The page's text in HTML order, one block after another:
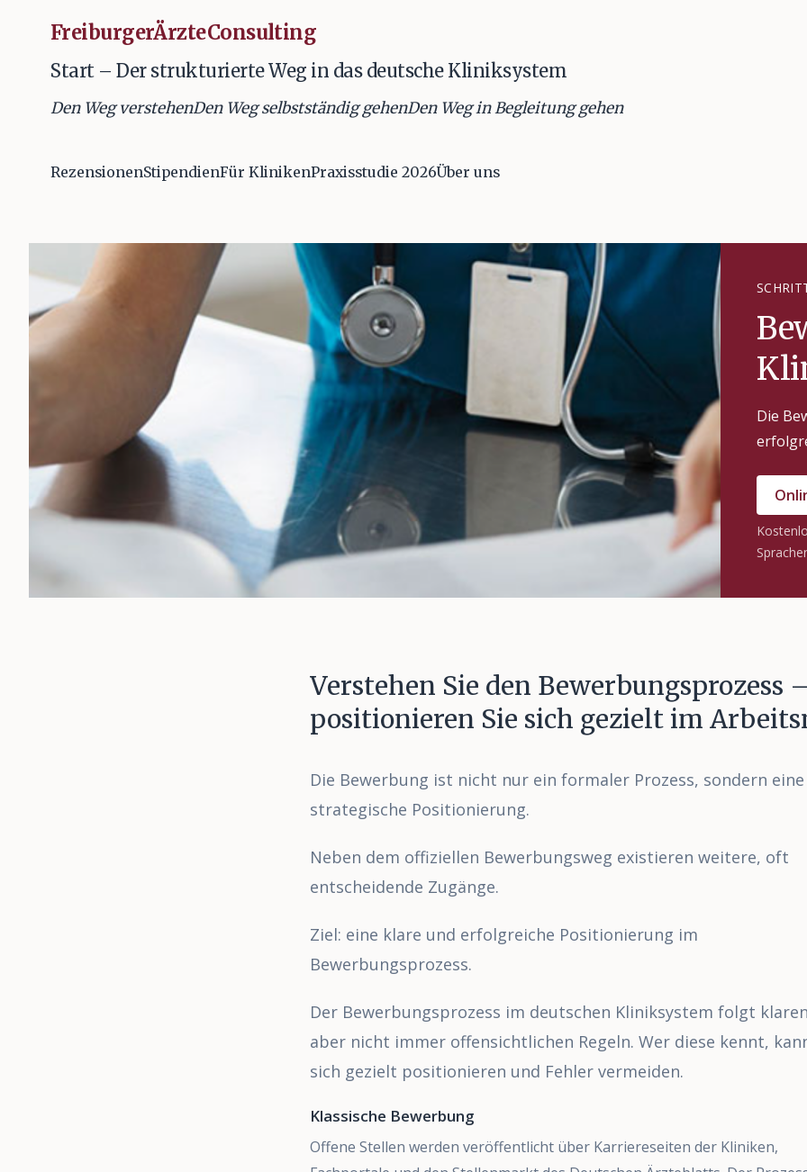
FreiburgerÄrzteConsulting
Start – Der strukturierte Weg in das deutsche Kliniksystem
Den Weg verstehenDen Weg selbstständig gehenDen Weg in Begleitung gehen
RezensionenStipendienFür KlinikenPraxisstudie 2026Über uns
Die
Verstehen Sie den Bewerbungsprozess
positionieren Sie sich gezielt im
Die Bewerbung ist nicht nur ein formaler Prozess, sondern eine
strategische Positionierung.
Neben dem offiziellen Bewerbungsweg existieren weitere, oft
entscheidende Zugänge.
Ziel: eine klare und erfolgreiche Positionierung im
Bewerbungsprozess.
Der Bewerbungsprozess im deutschen Kliniksystem folgt
aber nicht immer offensichtlichen Regeln. Wer diese kennt,
sich gezielt positionieren und Fehler vermeiden.
Klassische Bewerbung
Offene Stellen werden veröffentlicht über Karriereseiten der Kliniken,